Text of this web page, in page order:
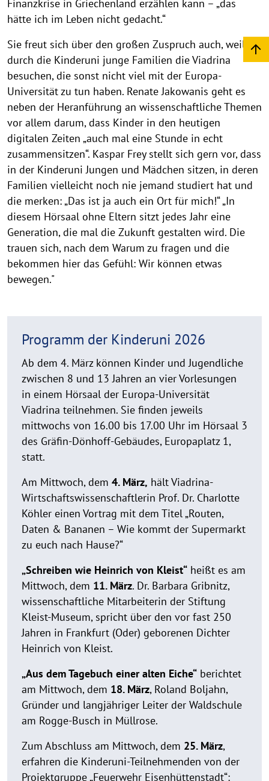
Finanzkrise in Griechenland erzählen kann – „das
hätte ich im Leben nicht gedacht.“
Sie freut sich über den großen Zuspruch auch, weil
durch die Kinderuni junge Familien die Viadrina
besuchen, die sonst nicht viel mit der Europa-
Universität zu tun haben. Renate Jakowanis geht es
neben der Heranführung an wissenschaftliche Themen
vor allem darum, dass Kinder in den heutigen
digitalen Zeiten „auch mal eine Stunde in echt
zusammensitzen“. Kaspar Frey stellt sich gern vor, dass
in der Kinderuni Jungen und Mädchen sitzen, in deren
Familien vielleicht noch nie jemand studiert hat und
die merken: „Das ist ja auch ein Ort für mich!“ „In
diesem Hörsaal ohne Eltern sitzt jedes Jahr eine
Generation, die mal die Zukunft gestalten wird. Die
trauen sich, nach dem Warum zu fragen und die
bekommen hier das Gefühl: Wir können etwas
bewegen."
Programm der Kinderuni 2026
Ab dem 4. März können Kinder und Jugendliche
zwischen 8 und 13 Jahren an vier Vorlesungen
in einem Hörsaal der Europa-Universität
Viadrina teilnehmen. Sie finden jeweils
mittwochs von 16.00 bis 17.00 Uhr im Hörsaal 3
des Gräfin-Dönhoff-Gebäudes, Europaplatz 1,
statt.
Am Mittwoch, dem 4. März, hält Viadrina-
Wirtschaftswissenschaftlerin Prof. Dr. Charlotte
Köhler einen Vortrag mit dem Titel „Routen,
Daten & Bananen – Wie kommt der Supermarkt
zu euch nach Hause?“
„Schreiben wie Heinrich von Kleist“ heißt es am
Mittwoch, dem 11. März. Dr. Barbara Gribnitz,
wissenschaftliche Mitarbeiterin der Stiftung
Kleist-Museum, spricht über den vor fast 250
Jahren in Frankfurt (Oder) geborenen Dichter
Heinrich von Kleist.
„Aus dem Tagebuch einer alten Eiche“ berichtet
am Mittwoch, dem 18. März, Roland Boljahn,
Gründer und langjähriger Leiter der Waldschule
am Rogge-Busch in Müllrose.
Zum Abschluss am Mittwoch, dem 25. März,
erfahren die Kinderuni-Teilnehmenden von der
Projektgruppe „Feuerwehr Eisenhüttenstadt“: